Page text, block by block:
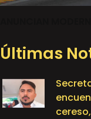
Últimas